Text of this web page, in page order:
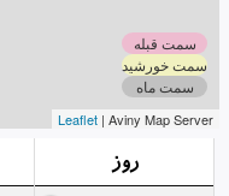
سمت قبله
سمت خورشید
سمت ماه
Leaflet| Aviny Map Server
روز